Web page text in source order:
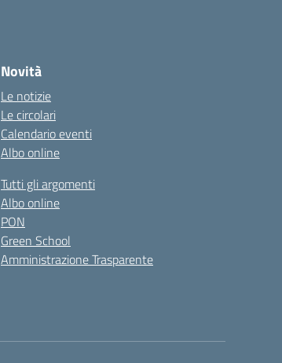
Novità
Le notizie
Le circolari
Calendario eventi
Albo online
Tutti gli argomenti
Albo online
PON
Green School
Amministrazione Trasparente